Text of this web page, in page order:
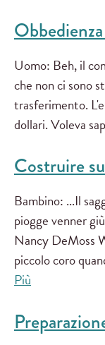
Uomo: Beh, il
che non ci sono
trasferimento.
dollari. Voleva
Costruire
Bambino: ...Il
piogge venner
Nancy DeMoss
piccolo coro
Più